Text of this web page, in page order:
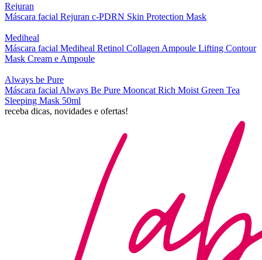
Rejuran
Máscara facial Rejuran c-PDRN Skin Protection Mask
Mediheal
Máscara facial Mediheal Retinol Collagen Ampoule Lifting Contour
Mask Cream e Ampoule
Always be Pure
Máscara facial Always Be Pure Mooncat Rich Moist Green Tea
Sleeping Mask 50ml
receba dicas, novidades e ofertas!